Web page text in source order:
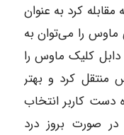
کرد به عنوان
ماوس را می‌توان به
دابل کلیک ماوس را
منتقل کرد و بهتر
دست کاربر انتخاب
صورت بروز درد